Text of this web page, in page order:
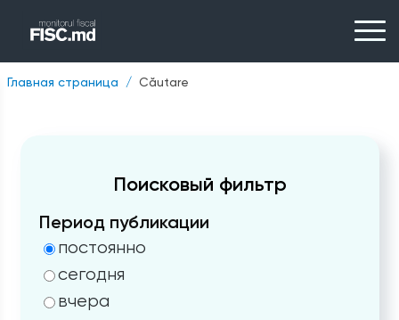
Главная страница Căutare
Поисковый фильтр
Период публикации
постоянно
сегодня
вчера